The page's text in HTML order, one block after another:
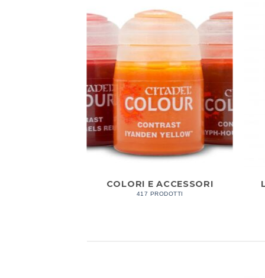
COLORI E ACCESSORI
417 PRODOTTI